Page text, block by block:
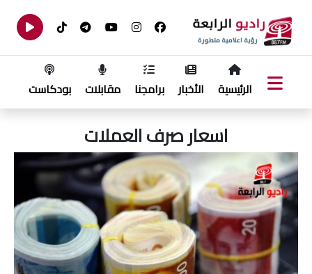
الرئيسية الأخبار برامجنا مقابلات بودكاست
اسعار صرف العملات